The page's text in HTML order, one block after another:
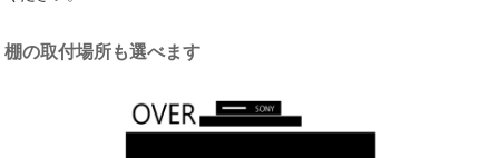
棚の取付場所も選べます